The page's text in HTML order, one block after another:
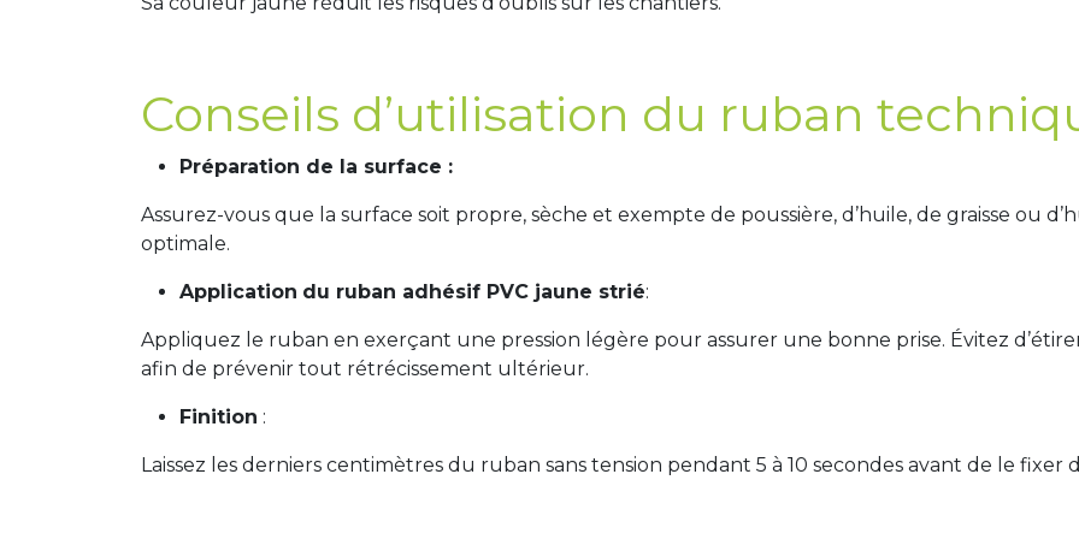
Conseils d’utilisation du ruban
Préparation de la surface :
Assurez-vous que la surface soit propre, sèche et exempte de poussière, d’huile, de graisse ou
optimale.
Application du ruban adhésif PVC jaune strié:
Appliquez le ruban en exerçant une pression légère pour assurer une bonne prise. Évitez
afin de prévenir tout rétrécissement ultérieur.
Finition :
Laissez les derniers centimètres du ruban sans tension pendant 5 à 10 secondes avant de le fixer